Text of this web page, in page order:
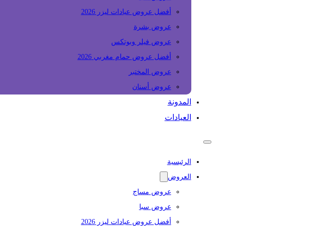
أفضل عروض عيادات ليزر 2026
عروض بشرة
عروض فيلر وبوتكس
أفضل عروض حمام مغربي 2026
عروض المختبر
عروض أسنان
المدونة
العيادات
الرئيسية
العروض
عروض مساج
عروض سبا
أفضل عروض عيادات ليزر 2026